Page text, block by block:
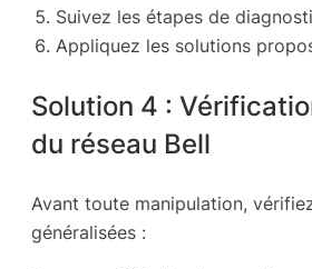
Suivez les étapes de
Appliquez les solutions
Solution 4 :
du réseau Bell
Avant toute manipulation,
généralisées :